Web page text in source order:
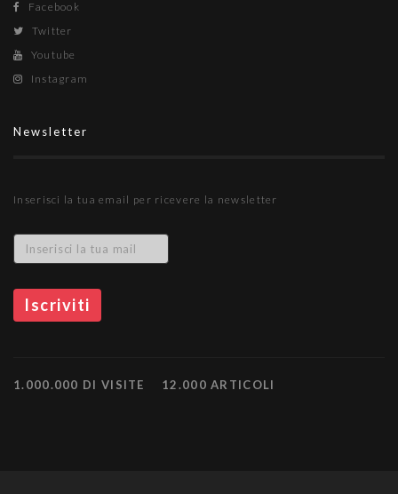
Facebook
Twitter
Youtube
Instagram
Newsletter
Inserisci la tua email per ricevere la newsletter
1.000.000 DI VISITE 12.000 ARTICOLI